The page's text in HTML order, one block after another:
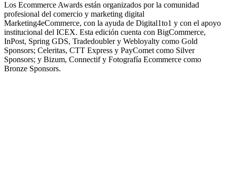
Los Ecommerce Awards están organizados por la comunidad
profesional del comercio y marketing digital
Marketing4eCommerce, con la ayuda de Digital1to1 y con el apoyo
institucional del ICEX. Esta edición cuenta con BigCommerce,
InPost, Spring GDS, Tradedoubler y Webloyalty como Gold
Sponsors; Celeritas, CTT Express y PayComet como Silver
Sponsors; y Bizum, Connectif y Fotografía Ecommerce como
Bronze Sponsors.